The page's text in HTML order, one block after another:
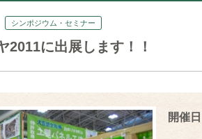
シンポジウム・セミナー
2011に出展します！！
開催日